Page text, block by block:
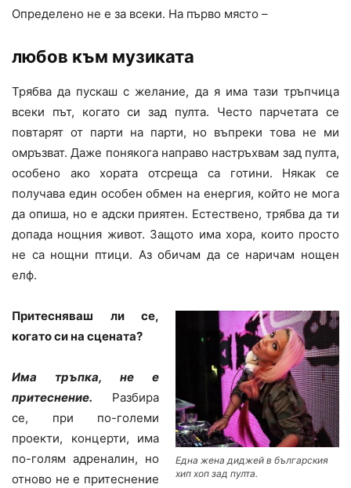
Определено не е за всеки. На първо място –
любов към музиката
Трябва да пускаш с желание, да я има тази тръпчица
всеки път, когато си зад пулта. Често парчетата се
повтарят от парти на парти, но въпреки това не ми
омръзват. Даже понякога направо настръхвам зад пулта,
особено ако хората отсреща са готини. Някак се
получава един особен обмен на енергия, който не мога
да опиша, но е адски приятен. Естествено, трябва да ти
допада нощния живот. Защото има хора, които просто
не са нощни птици. Аз обичам да се наричам нощен
елф.
Една жена диджей в българския
хип хоп зад пулта.
Притесняваш ли се,
когато си на сцената?
Има тръпка, не е
притеснение. Разбира
се, при по-големи
проекти, концерти, има
по-голям адреналин, но
отново не е притеснение